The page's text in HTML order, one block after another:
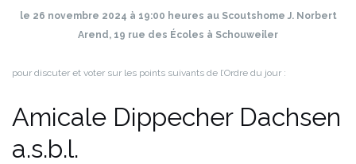
le 26 novembre 2024 à 19:00 heures au Scoutshome J. Norbert
Arend, 19 rue des Écoles à Schouweiler
pour discuter et voter sur les points suivants de l’Ordre du jour :
Amicale Dippecher Dachsen
a.s.b.l.